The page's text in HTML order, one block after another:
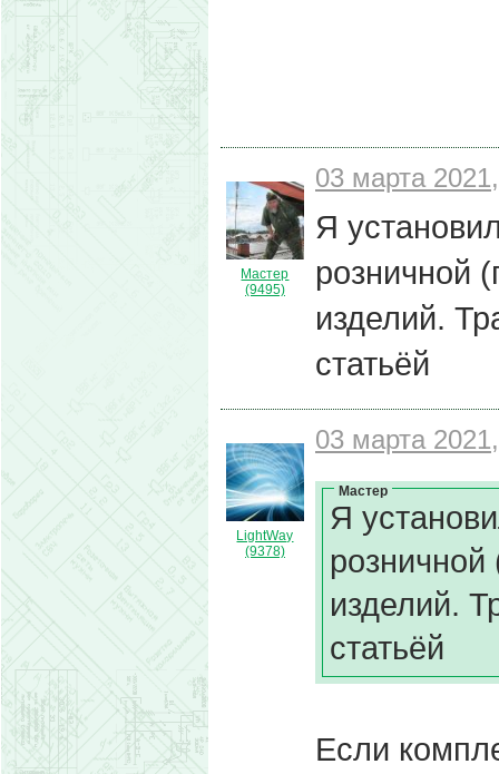
Мастер
(9495)
03 марта
Я
розничной
изделий.
статьёй
LightWay
(9378)
03 марта
Мастер
Я
изделий.
статьёй
Если